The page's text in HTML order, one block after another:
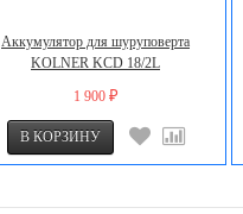
Аккумулятор для шуруповерта
KOLNER KCD 18/2L
1 900 ₽